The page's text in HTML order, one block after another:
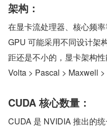
架构：
在显卡流处理器、核心频
GPU 可能采用不同设计架
距还是不小的，显卡架构
Volta > Pascal > Maxwell
CUDA 核心数量：
CUDA 是 NVIDIA 推出的